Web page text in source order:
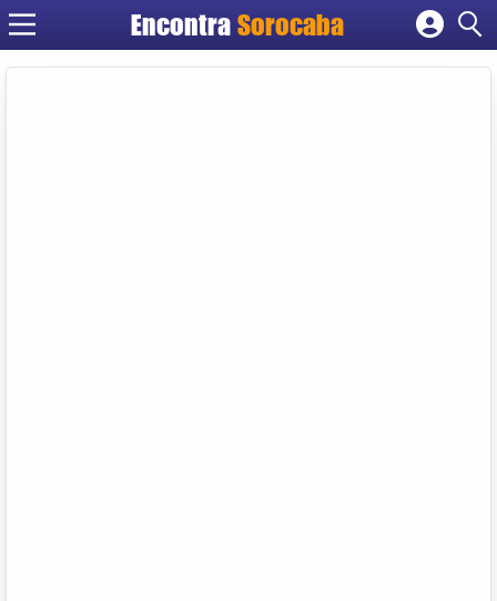
EncontraSorocaba
Cadastrar empresa